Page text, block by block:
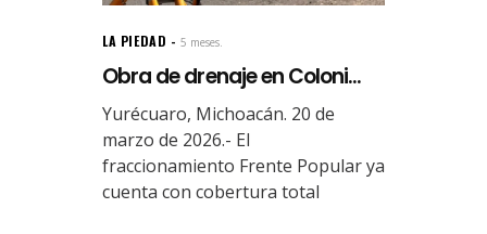
LA PIEDAD 5 meses.
Obra de drenaje en Coloni...
Yurécuaro, Michoacán. 20 de
marzo de 2026.- El
fraccionamiento Frente Popular ya
cuenta con cobertura total